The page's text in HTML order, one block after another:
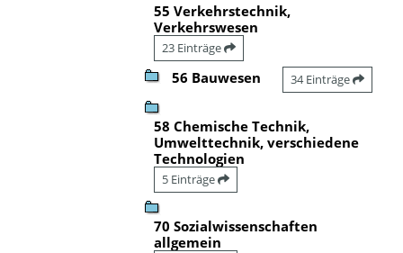
55 Verkehrstechnik,
Verkehrswesen
23 Einträge
56 Bauwesen 34 Einträge
58 Chemische Technik,
Umwelttechnik, verschiedene
Technologien
5 Einträge
70 Sozialwissenschaften
allgemein